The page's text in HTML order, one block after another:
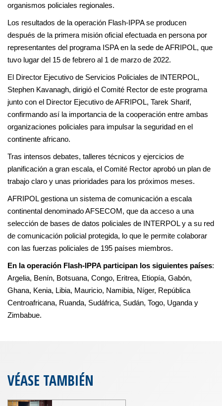
organismos policiales regionales.
Los resultados de la operación Flash-IPPA se producen
después de la primera misión oficial efectuada en persona por
representantes del programa ISPA en la sede de AFRIPOL, que
tuvo lugar del 15 de febrero al 1 de marzo de 2022.
El Director Ejecutivo de Servicios Policiales de INTERPOL,
Stephen Kavanagh, dirigió el Comité Rector de este programa
junto con el Director Ejecutivo de AFRIPOL, Tarek Sharif,
confirmando así la importancia de la cooperación entre ambas
organizaciones policiales para impulsar la seguridad en el
continente africano.
Tras intensos debates, talleres técnicos y ejercicios de
planificación a gran escala, el Comité Rector aprobó un plan de
trabajo claro y unas prioridades para los próximos meses.
AFRIPOL gestiona un sistema de comunicación a escala
continental denominado AFSECOM, que da acceso a una
selección de bases de datos policiales de INTERPOL y a su red
de comunicación policial protegida, lo que le permite colaborar
con las fuerzas policiales de 195 países miembros.
En la operación Flash-IPPA participan los siguientes países:
Argelia, Benín, Botsuana, Congo, Eritrea, Etiopía, Gabón,
Ghana, Kenia, Libia, Mauricio, Namibia, Níger, República
Centroafricana, Ruanda, Sudáfrica, Sudán, Togo, Uganda y
Zimbabue.
VÉASE TAMBIÉN